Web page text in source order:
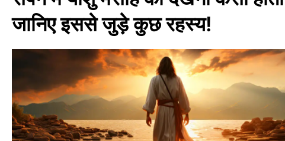
जानिए इससे जुड़े कुछ रहस्य!